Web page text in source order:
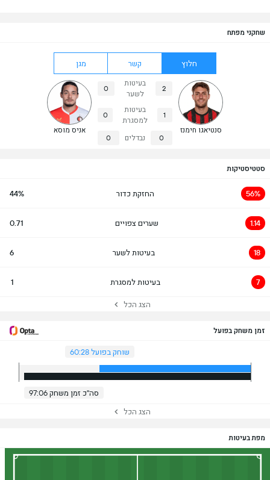
שחקני מפתח
חלוץ קשר מגן
סנטיאגו חימנז
2
בעיטות
לשער
0
1
בעיטות
למסגרת
0
0 נבדלים 0
אניס מוסא
סטטיסטיקות
56% החזקת כדור 44%
1.14 שערים צפויים 0.71
18 בעיטות לשער 6
7 בעיטות למסגרת 1
הצג הכל
זמן משחק בפועל
שוחק בפועל 60:28
סה"כ זמן משחק 97:06
הצג הכל
מפת בעיטות